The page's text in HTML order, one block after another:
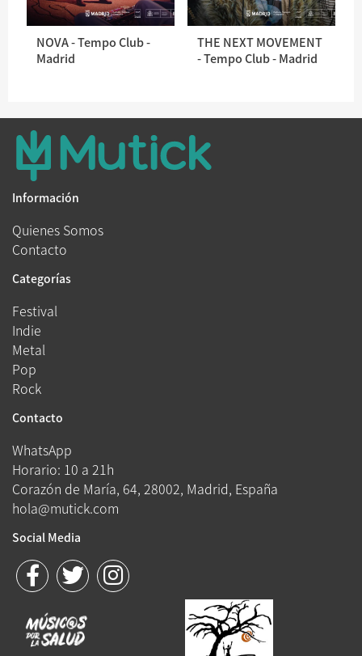
NOVA - Tempo Club -
Madrid
THE NEXT MOVEMENT
- Tempo Club - Madrid
Información
Quienes Somos
Contacto
Categorías
Festival
Indie
Metal
Pop
Rock
Contacto
WhatsApp
Horario: 10 a 21h
Corazón de María, 64, 28002, Madrid, España
hola@mutick.com
Social Media